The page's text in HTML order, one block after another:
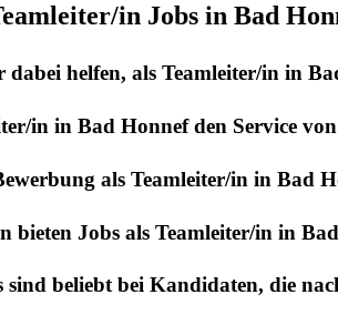
in Jobs in Bad
dabei helfen, als Teamleiter/in in
in in Bad Honnefden Service von
als Teamleiter/in in Bad
bieten Jobs als Teamleiter/in in
sind beliebt bei Kandidaten, die